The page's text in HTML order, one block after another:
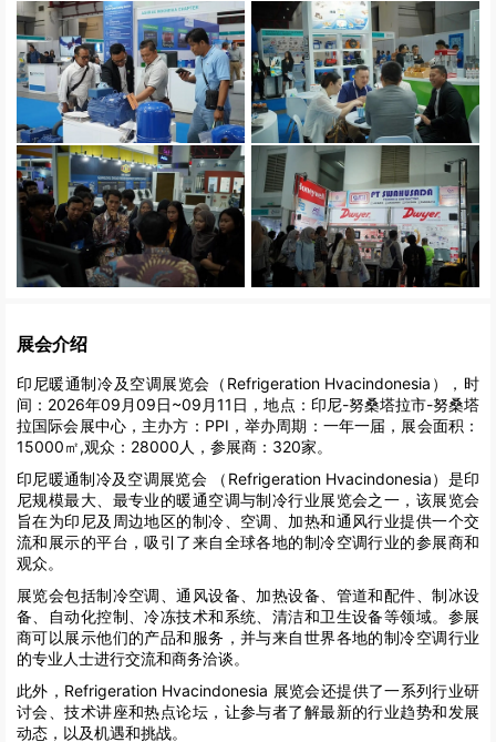
展会介绍
印尼暖通制冷及空调展览会（Refrigeration Hvacindonesia），时
间：2026年09月09日~09月11日，地点：印尼-努桑塔拉市-努桑塔
拉国际会展中心，主办方：PPI，举办周期：一年一届，展会面积：
15000㎡,观众：28000人，参展商：320家。
印尼暖通制冷及空调展览会 （Refrigeration Hvacindonesia）是印
尼规模最大、最专业的暖通空调与制冷行业展览会之一，该展览会
旨在为印尼及周边地区的制冷、空调、加热和通风行业提供一个交
流和展示的平台，吸引了来自全球各地的制冷空调行业的参展商和
观众。
展览会包括制冷空调、通风设备、加热设备、管道和配件、制冰设
备、自动化控制、冷冻技术和系统、清洁和卫生设备等领域。参展
商可以展示他们的产品和服务，并与来自世界各地的制冷空调行业
的专业人士进行交流和商务洽谈。
此外，Refrigeration Hvacindonesia 展览会还提供了一系列行业研
讨会、技术讲座和热点论坛，让参与者了解最新的行业趋势和发展
动态，以及机遇和挑战。